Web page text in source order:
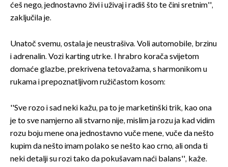
ćeš nego, jednostavno živi i uživaj i radiš što te čini sretnim'',
zaključila je.
Unatoč svemu, ostala je neustrašiva. Voli automobile, brzinu
i adrenalin. Vozi karting utrke. I hrabro korača svijetom
domaće glazbe, prekrivena tetovažama, s harmonikom u
rukama i prepoznatljivom ružičastom kosom:
''Sve rozo i sad neki kažu, pa to je marketinški trik, kao ona
je to sve namjerno ali stvarno nije, mislim ja rozu ja kad vidim
rozu boju mene ona jednostavno vuče mene, vuče da nešto
kupim da nešto imam polako se nešto kao crno, ali onda ti
neki detalji su rozi tako da pokušavam naći balans'', kaže.